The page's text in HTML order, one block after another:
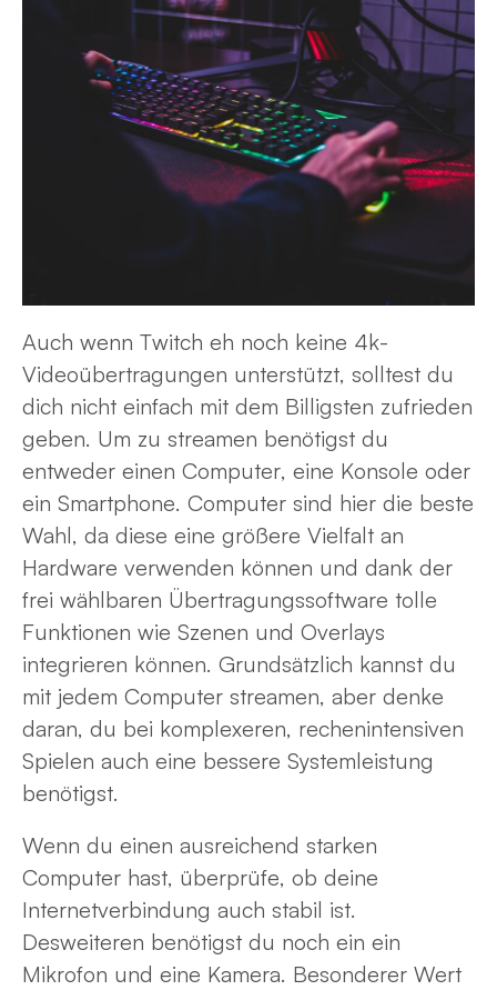
Auch wenn Twitch eh noch keine 4k-
Videoübertragungen unterstützt, solltest du
dich nicht einfach mit dem Billigsten zufrieden
geben. Um zu streamen benötigst du
entweder einen Computer, eine Konsole oder
ein Smartphone. Computer sind hier die beste
Wahl, da diese eine größere Vielfalt an
Hardware verwenden können und dank der
frei wählbaren Übertragungssoftware tolle
Funktionen wie Szenen und Overlays
integrieren können. Grundsätzlich kannst du
mit jedem Computer streamen, aber denke
daran, du bei komplexeren, rechenintensiven
Spielen auch eine bessere Systemleistung
benötigst.
Wenn du einen ausreichend starken
Computer hast, überprüfe, ob deine
Internetverbindung auch stabil ist.
Desweiteren benötigst du noch ein ein
Mikrofon und eine Kamera. Besonderer Wert